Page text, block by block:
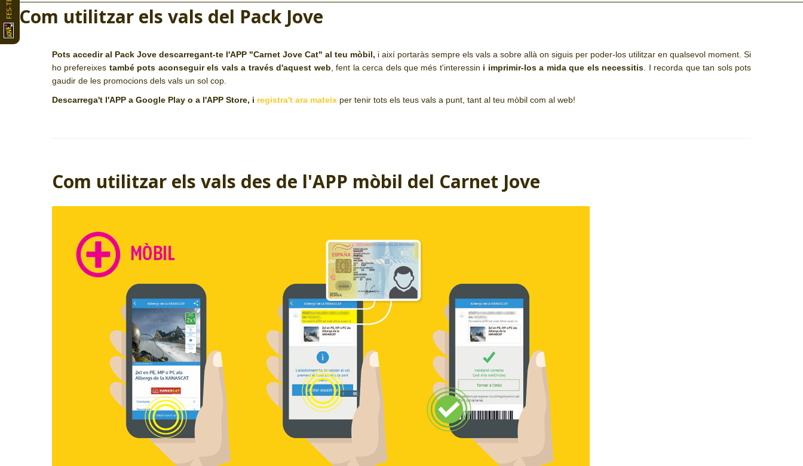
Com utilitzar els vals del Pack Jove
Pots accedir al Pack Jove descarregant-te l'APP "Carnet Jove Cat" al teu mòbil, i així portaràs sempre els vals a sobre allà on siguis per poder-los utilitzar en qualsevol moment. Si
ho prefereixes també pots aconseguir els vals a través d'aquest web , fent la cerca dels que més t'interessin i imprimir-los a mida que els necessitis . I recorda que tan sols pots
gaudir de les promocions dels vals un sol cop.
Descarrega't l'APP a Google Play o a l'APP Store, i registra't ara mateix per tenir tots els teus vals a punt, tant al teu mòbil com al web!
Com utilitzar els vals des de l'APP mòbil del Carnet Jove